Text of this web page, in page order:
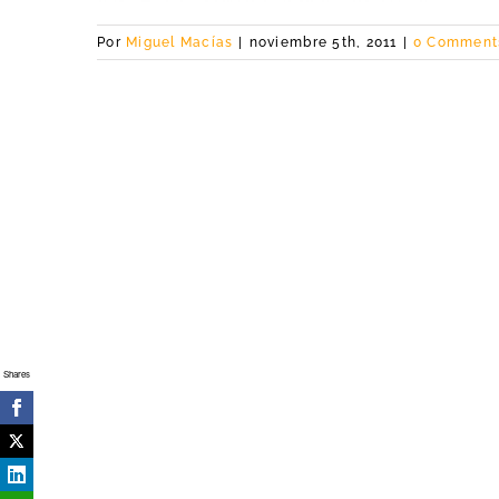
Por Miguel Macías noviembre 5th, 2011 0
Shares